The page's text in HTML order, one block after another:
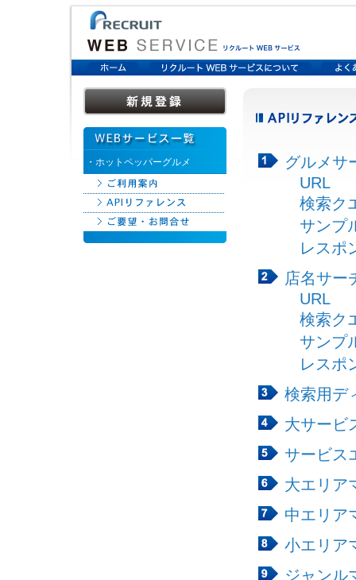
・ホットペッパーグルメ
グルメサ
URL
検索ク
サンプ
レスポ
店名サー
URL
検索ク
サンプ
レスポ
検索用デ
大サービ
サービス
大エリア
中エリア
小エリア
ジャンル